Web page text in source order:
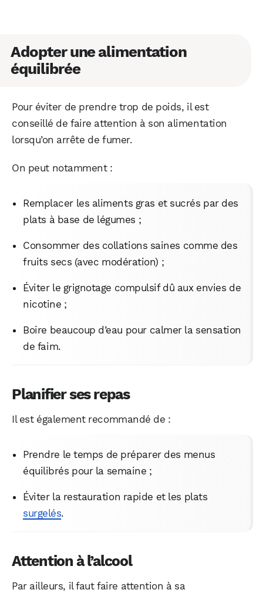
Adopter une alimentation
équilibrée
Pour éviter de prendre trop de poids, il est
conseillé de faire attention à son alimentation
lorsqu’on arrête de fumer.
On peut notamment :
Remplacer les aliments gras et sucrés par des
plats à base de légumes ;
Consommer des collations saines comme des
fruits secs (avec modération) ;
Éviter le grignotage compulsif dû aux envies de
nicotine ;
Boire beaucoup d’eau pour calmer la sensation
de faim.
Planifier ses repas
Il est également recommandé de :
Prendre le temps de préparer des menus
équilibrés pour la semaine ;
Éviter la restauration rapide et les plats
surgelés.
Attention à l’alcool
Par ailleurs, il faut faire attention à sa